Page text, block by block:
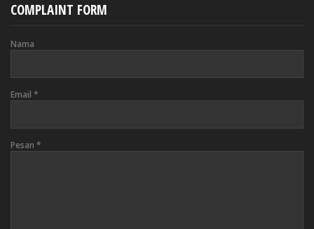
COMPLAINT FORM
Nama
Email *
Pesan *